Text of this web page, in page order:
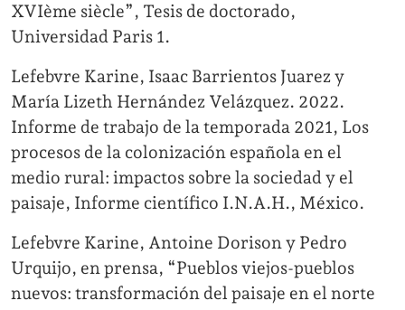
XVIème siècle”, Tesis de doctorado,
Universidad Paris 1.
Lefebvre Karine, Isaac Barrientos Juarez y
María Lizeth Hernández Velázquez. 2022.
Informe de trabajo de la temporada 2021, Los
procesos de la colonización española en el
medio rural: impactos sobre la sociedad y el
paisaje, Informe científico I.N.A.H., México.
Lefebvre Karine, Antoine Dorison y Pedro
Urquijo, en prensa, “Pueblos viejos-pueblos
nuevos: transformación del paisaje en el norte